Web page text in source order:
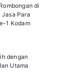
di
Jasa Para
1 Kodam
dengan
Utama